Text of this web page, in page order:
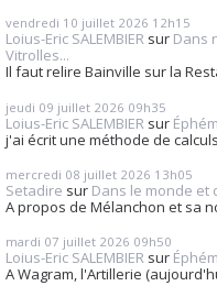
vendredi 10 juillet 2026 12h15
Loius-Eric SALEMBIER sur Dans
Vitrolles...
Il faut relire Bainville sur la
jeudi 09 juillet 2026 09h35
Loius-Eric SALEMBIER sur
j'ai écrit une méthode de
mercredi 08 juillet 2026 13h05
Setadire sur Dans le monde et
A propos de Mélanchon et sa
mardi 07 juillet 2026 09h50
Loius-Eric SALEMBIER sur
A Wagram, l'Artillerie